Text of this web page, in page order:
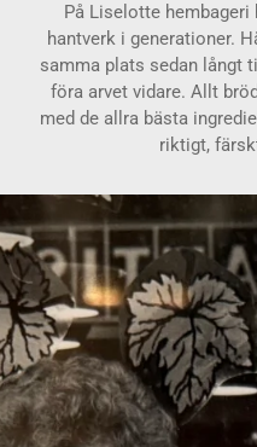
På Liselotte
hantverk i generationer.
samma plats sedan långt
föra arvet vidare. Allt
med de allra bästa
riktigt,